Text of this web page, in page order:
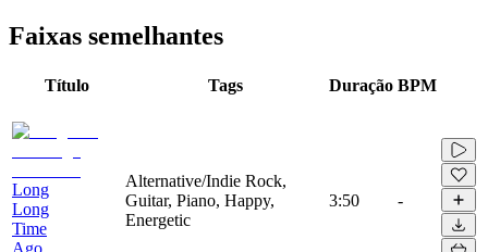
Faixas semelhantes
Título Tags Duração BPM
Long
Long
Time
Ago
Alternative/Indie Rock,
Guitar, Piano, Happy,
Energetic
3:50 -